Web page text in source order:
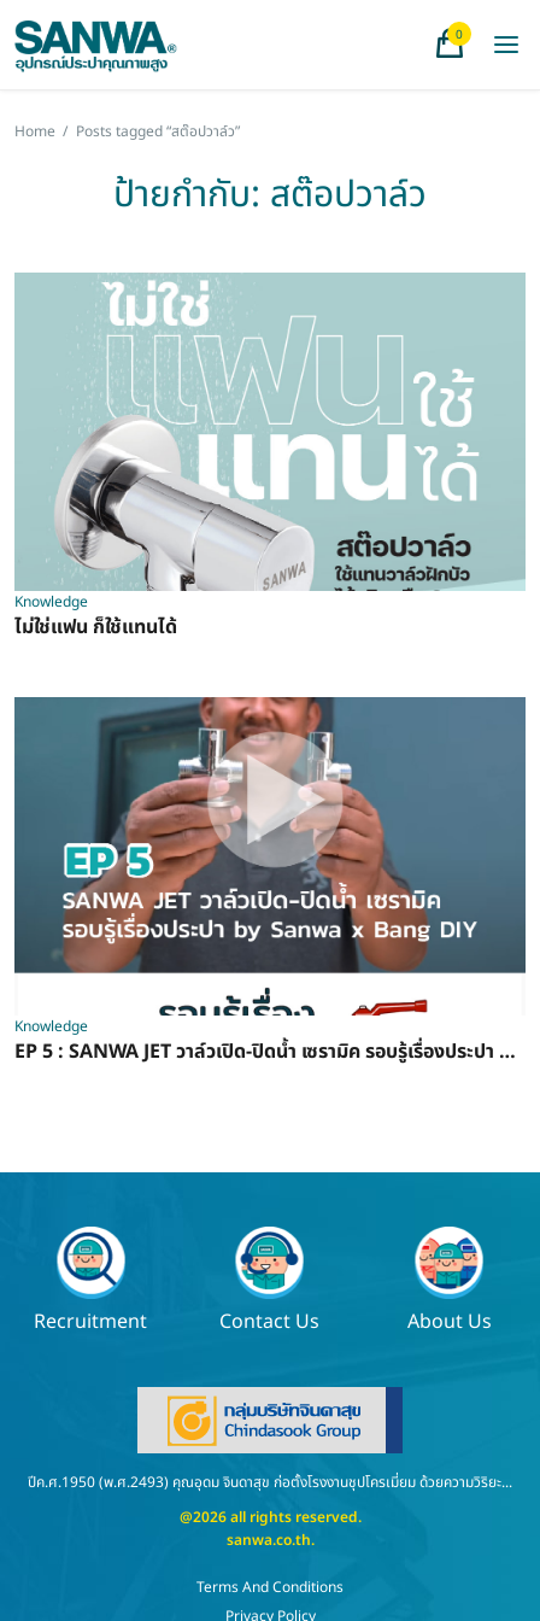
0
Home / Posts tagged “สต๊อปวาล์ว”
ป้ายกำกับ: สต๊อปวาล์ว
Knowledge
ไม่ใช่แฟน ก็ใช้แทนได้
Knowledge
EP 5 : SANWA JET วาล์วเปิด-ปิดน้ำ เซรามิค รอบรู้เรื่องประปา by
Recruitment Contact Us About Us
ปีค.ศ.1950 (พ.ศ.2493) คุณอุดม จินดาสุข ก่อตั้งโรงงานชุปโครเมี่ยม ด้วยความวิริยะ...
@2026 all rights reserved.
sanwa.co.th.
Terms And Conditions
Privacy Policy